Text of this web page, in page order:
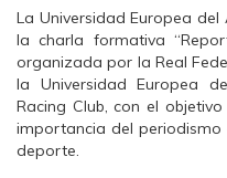
La Universidad Europea del
la charla formativa
organizada por la Real
la Universidad Europea
Racing Club, con el
importancia del
deporte.